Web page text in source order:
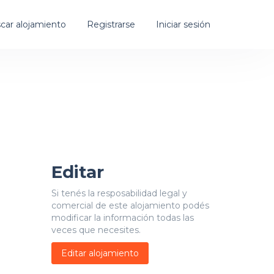
alojamiento Registrarse Iniciar sesión
Editar
Si tenés la resposabilidad legal y
comercial de este alojamiento podés
modificar la información todas las
veces que necesites.
Editar alojamiento